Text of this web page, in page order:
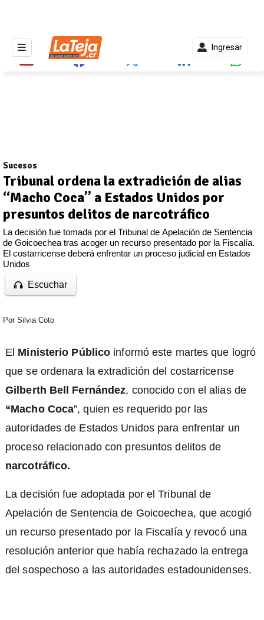
Ingresar
Sucesos
Tribunal ordena la extradición de alias
“Macho Coca” a Estados Unidos por
presuntos delitos de narcotráfico
La decisión fue tomada por el Tribunal de Apelación de Sentencia
de Goicoechea tras acoger un recurso presentado por la Fiscalía.
El costarricense deberá enfrentar un proceso judicial en Estados
Unidos
Escuchar
Por Silvia Coto
El Ministerio Público informó este martes que logró
que se ordenara la extradición del costarricense
Gilberth Bell Fernández, conocido con el alias de
“Macho Coca”, quien es requerido por las
autoridades de Estados Unidos para enfrentar un
proceso relacionado con presuntos delitos de
narcotráfico.
La decisión fue adoptada por el Tribunal de
Apelación de Sentencia de Goicoechea, que acogió
un recurso presentado por la Fiscalía y revocó una
resolución anterior que había rechazado la entrega
del sospechoso a las autoridades estadounidenses.